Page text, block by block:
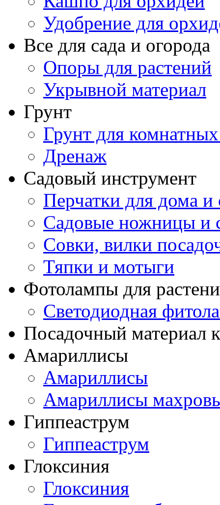
Удобрение для
Все для сада и огорода
Опоры для растений
Укрывной материал
Грунт
Грунт для
Дренаж
Садовый инструмент
Перчатки для дома и
Садовые ножницы и
Совки, вилки
Тяпки и мотыги
Фотолампы для
Светодиодная
Посадочный материал
Амариллисы
Амариллисы
Амариллисы
Гиппеаструм
Гиппеаструм
Глоксиния
Глоксиния